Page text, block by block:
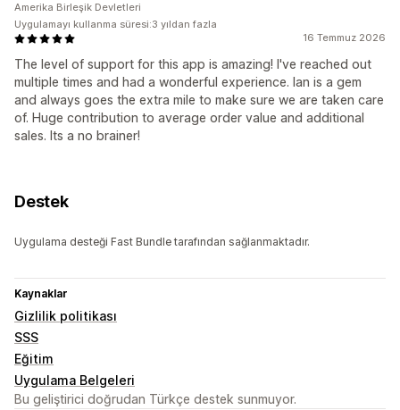
16 Temmuz 2026
The level of support for this app is amazing! I've reached out
multiple times and had a wonderful experience. Ian is a gem
and always goes the extra mile to make sure we are taken care
of. Huge contribution to average order value and additional
sales. Its a no brainer!
Amerika Birleşik Devletleri
Uygulamayı kullanma süresi:3 yıldan fazla
Destek
Uygulama desteği Fast Bundle tarafından sağlanmaktadır.
Kaynaklar
Gizlilik politikası
SSS
Eğitim
Uygulama Belgeleri
Bu geliştirici doğrudan Türkçe destek sunmuyor.